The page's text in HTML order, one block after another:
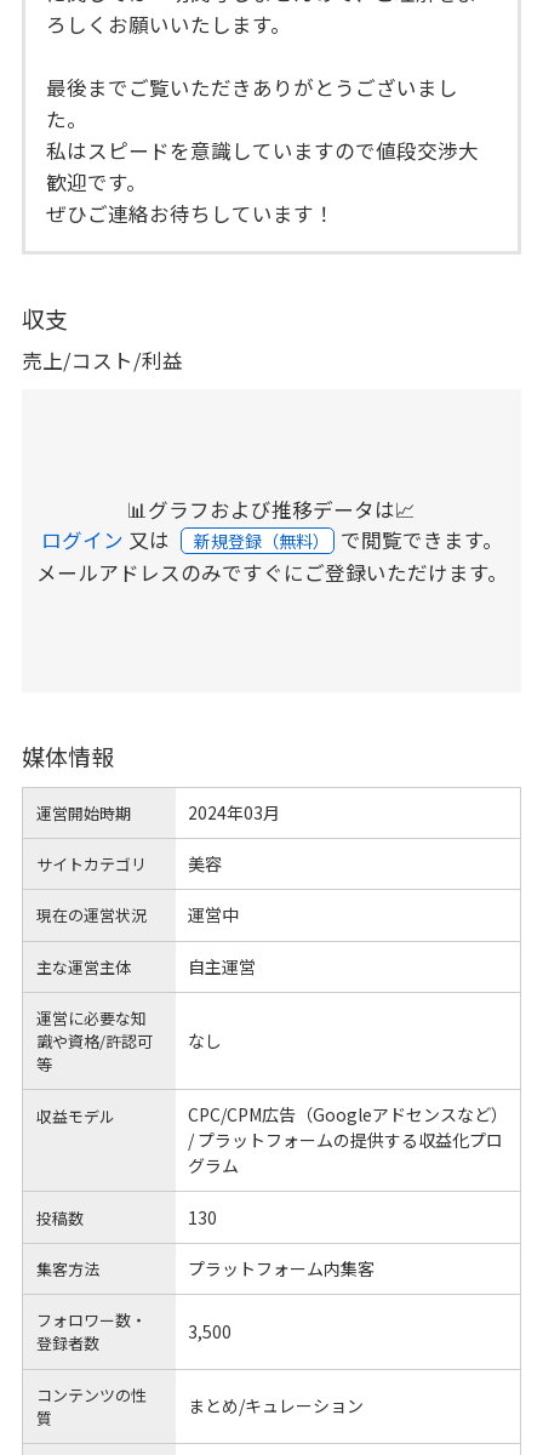
ろしくお願いいたします。
最後までご覧いただきありがとうございまし
た。
私はスピードを意識していますので値段交渉大
歓迎です。
ぜひご連絡お待ちしています！
収支
売上/コスト/利益
📊グラフおよび推移データは📈
ログイン 又は 新規登録（無料） で閲覧できます。
メールアドレスのみですぐにご登録いただけます。
媒体情報
運営開始時期 2024年03月
サイトカテゴリ 美容
現在の運営状況 運営中
主な運営主体 自主運営
運営に必要な知
識や資格/許認可
等
なし
収益モデル
CPC/CPM広告（Googleアドセンスなど）
/ プラットフォームの提供する収益化プロ
グラム
投稿数 130
集客方法 プラットフォーム内集客
フォロワー数・
登録者数
3,500
コンテンツの性
質
まとめ/キュレーション